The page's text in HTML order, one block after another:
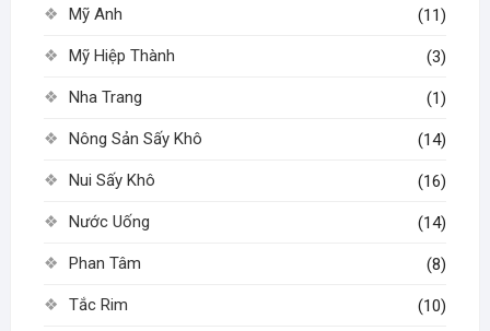
Mỹ Anh (11)
Mỹ Hiệp Thành (3)
Nha Trang (1)
Nông Sản Sấy Khô (14)
Nui Sấy Khô (16)
Nước Uống (14)
Phan Tâm (8)
Tắc Rim (10)